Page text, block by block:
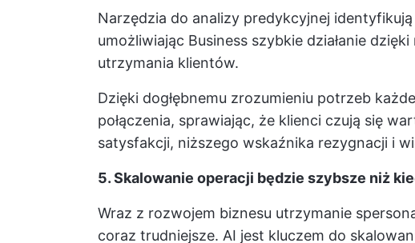
Narzędzia do analizy predykcyjnej
umożliwiając Business szybkie działanie
utrzymania klientów.
Dzięki dogłębnemu zrozumieniu potrzeb
połączenia, sprawiając, że klienci czują się
satysfakcji, niższego wskaźnika rezygnacji i
5. Skalowanie operacji będzie szybsze niż
Wraz z rozwojem biznesu utrzymanie
coraz trudniejsze. AI jest kluczem do